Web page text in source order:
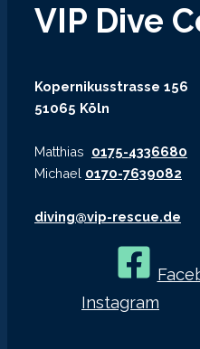
VIP Dive
Kopernikusstrasse 156
51065 Köln
Matthias 0175-4336680
Michael 0170-7639082
diving@vip-rescue.de
Instagram